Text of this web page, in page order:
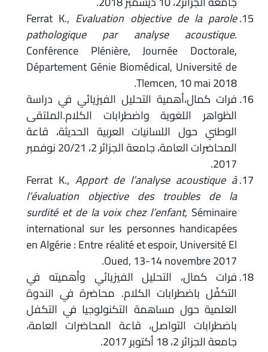
Ferrat K.,Evaluation objective de la parole
pathologique par analyse acoustique
Conférence Plénière, Journée Doctorale,
Département Génie Biomédical, Université de
Tlemcen, 10 mai 2018.
فرات كمال،أهمية التحليل الفيزيائي في دراسة
الظواهر اللغوية واضطرابات الكلام.الملتقى
الوطني حول اللسانيات العربية الحديثة، قاعة
المحاضرات العامة، جامعة الجزائر 2، 20/21 نوفمبر
2017.
Ferrat K.,Apport de l’analyse acoustique à
l’évaluation objective des troubles de la
surdité et de la voix chez l’enfant,Séminaire
international sur les personnes handicapées
en Algérie : Entre réalité et espoir, Université El
Oued, 13-14 novembre 2017.
فرات كمال، التحليل الفيزيائي وأهميته في
التكفّل باضطرابات الكلام. محاضرة في الندوة
العلمية حول مساهمة التكنولوجيا في التكفل
باضطرابات التواصل، قاعة المحاضرات العامة،
جامعة الجزائر 2، 18 أكتوبر 2017.